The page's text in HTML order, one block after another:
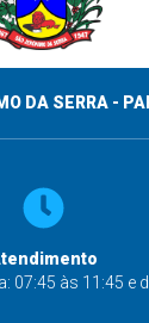
DA SERRA -
07:45 às 11:45 e